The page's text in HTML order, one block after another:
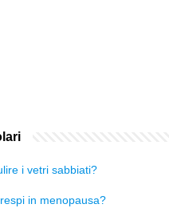
i vetri sabbiati?
in menopausa?